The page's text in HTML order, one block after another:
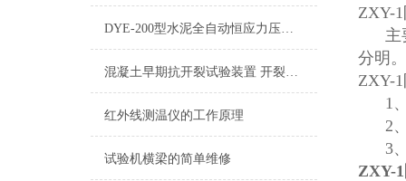
DYE-200型水泥全自动恒应力压力机操作说明
混凝土早期抗开裂试验装置 开裂试模
红外线测温仪的工作原理
试验机横梁的简单维修
ZXY-
主要
分明。
ZXY-
1、
2、
3、
ZXY-